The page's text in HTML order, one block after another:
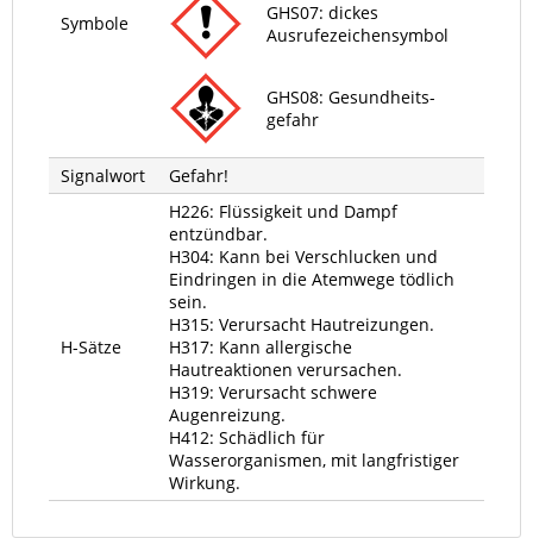
Symbole
GHS07: dickes
Ausrufezeichensymbol
GHS08: Gesund­heits­
gefahr
Signalwort Gefahr!
H-Sätze
H226: Flüssigkeit und Dampf
entzündbar.
H304: Kann bei Verschlucken und
Eindringen in die Atemwege tödlich
sein.
H315: Verursacht Hautreizungen.
H317: Kann allergische
Hautreaktionen verursachen.
H319: Verursacht schwere
Augenreizung.
H412: Schädlich für
Wasserorganismen, mit langfristiger
Wirkung.